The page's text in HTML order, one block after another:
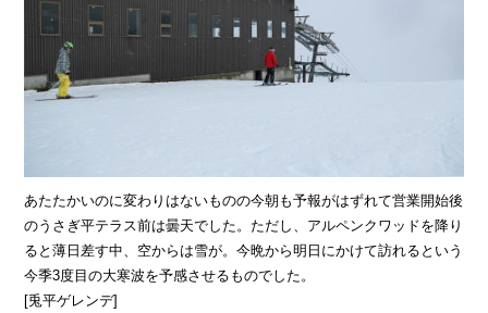
あたたかいのに変わりはないものの今朝も予報がはずれて営業開始後
のうさぎ平テラス前は曇天でした。ただし、アルペンクワッドを降り
ると薄日差す中、空からは雪が。今晩から明日にかけて訪れるという
今季3度目の大寒波を予感させるものでした。
[兎平ゲレンデ]